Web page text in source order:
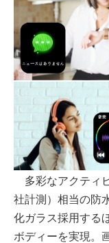
多彩なアクティ
社計測）相当の防
化ガラス採用する
ボディーを実現。